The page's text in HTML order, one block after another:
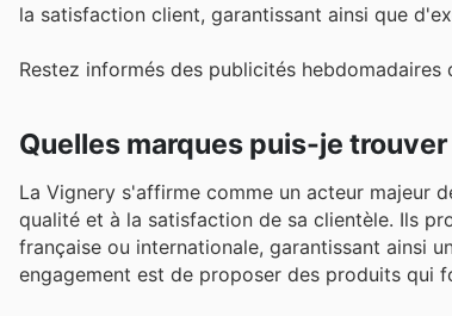
la satisfaction client, garantissant ainsi que
Restez informés des publicités
Quelles marques puis-je
La Vignery s'affirme comme un acteur majeur
qualité et à la satisfaction de sa clientèle. Ils
française ou internationale, garantissant ainsi
engagement est de proposer des produits qui